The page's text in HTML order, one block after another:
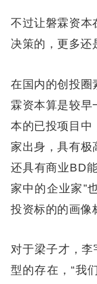
不过让磐霖资本
决策的，更多还
在国内的创投圈
霖资本算是较早
本的已投项目中
家出身，具有极
还具有商业BD
家中的企业家”
投资标的的画像
对于梁子才，
型的存在，“我